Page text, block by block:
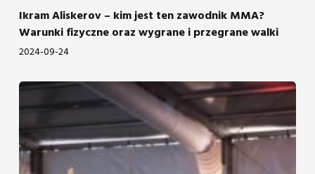
Ikram Aliskerov – kim jest ten zawodnik MMA?
Warunki fizyczne oraz wygrane i przegrane walki
2024-09-24